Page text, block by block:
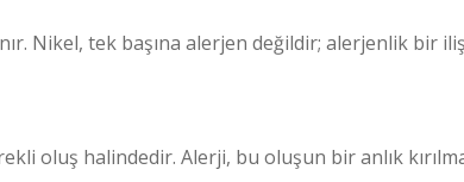
Nikel, tek başına alerjen değildir; alerjenlik bir
oluş halindedir. Alerji, bu oluşun bir anlık